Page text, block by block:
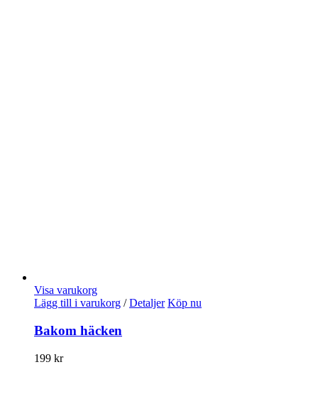
Visa varukorg
Lägg till i varukorg / Detaljer Köp nu
Bakom häcken
199 kr